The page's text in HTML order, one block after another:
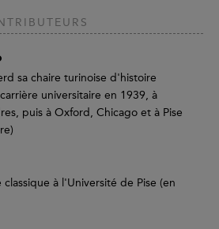
sa chaire turinoise d'histoire
universitaire en 1939, à
puis à Oxford, Chicago et à Pise
à l'Université de Pise (en